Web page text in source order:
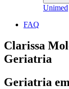
Unimed
FAQ
Clarissa
Geriatria
Geriatria